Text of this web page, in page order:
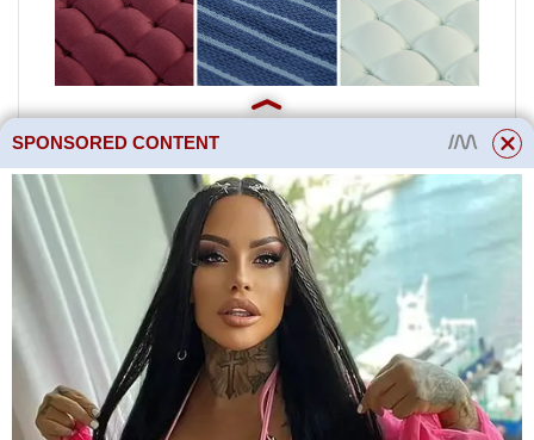
SPONSORED CONTENT